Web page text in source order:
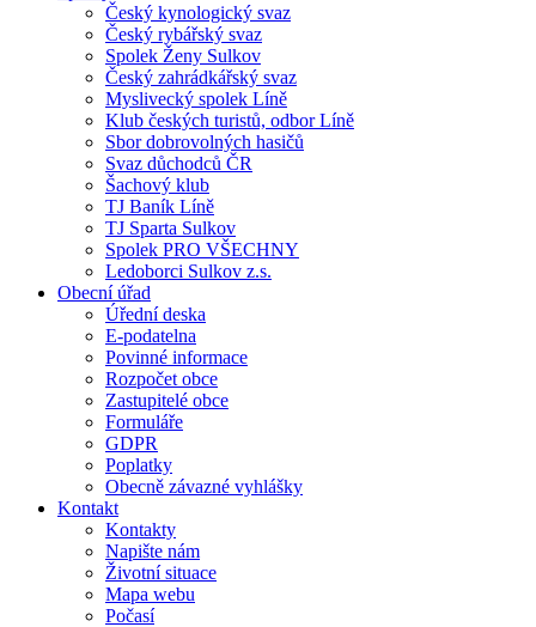
Český kynologický svaz
Český rybářský svaz
Spolek Ženy Sulkov
Český zahrádkářský svaz
Myslivecký spolek Líně
Klub českých turistů, odbor Líně
Sbor dobrovolných hasičů
Svaz důchodců ČR
Šachový klub
TJ Baník Líně
TJ Sparta Sulkov
Spolek PRO VŠECHNY
Ledoborci Sulkov z.s.
Obecní úřad
Úřední deska
E-podatelna
Povinné informace
Rozpočet obce
Zastupitelé obce
Formuláře
GDPR
Poplatky
Obecně závazné vyhlášky
Kontakt
Kontakty
Napište nám
Životní situace
Mapa webu
Počasí